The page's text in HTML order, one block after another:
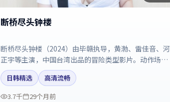
断桥尽头钟楼
断桥尽头钟楼（2024）由毕赣执导，黄渤、雷佳音、河
正宇等主演，中国台湾出品的冒险类型影片。动作场面
与情感戏比例拿捏得当。剧情简介与主创信息可供检索
参考，上映日期以片方资料为准。
日韩精选
高清流畅
3.7千
29个月前